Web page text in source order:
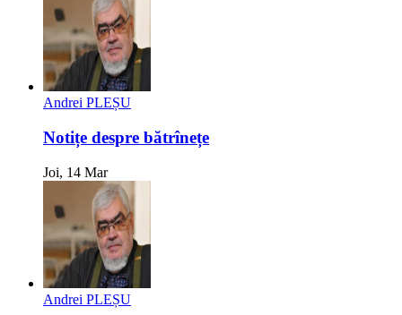
Andrei PLEȘU
Notițe despre bătrînețe
Joi, 14 Mar
Andrei PLEȘU